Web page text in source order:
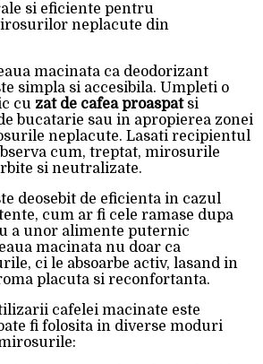
si eficiente pentru
neplacute din
macinata ca deodorizant
simpla si accesibila. Umpleti o
cu zat de cafea proaspatsi
bucatarie sau in apropierea zonei
neplacute. Lasati recipientul
cum, treptat, mirosurile
si neutralizate.
deosebit de eficienta in cazul
cum ar fi cele ramase dupa
a unor alimente puternic
macinata nu doar ca
ci le absoarbe activ, lasand in
placuta si reconfortanta.
cafelei macinate este
fi folosita in diverse moduri